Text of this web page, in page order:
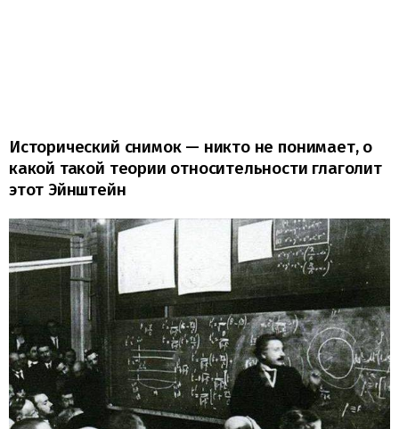
Исторический снимок — никто не понимает, о
какой такой теории относительности глаголит
этот Эйнштейн